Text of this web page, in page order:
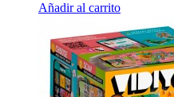
Añadir al carrito